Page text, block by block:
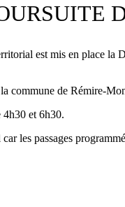
est mis en place
commune de Rémire-
4h30 et 6h30.
les passages